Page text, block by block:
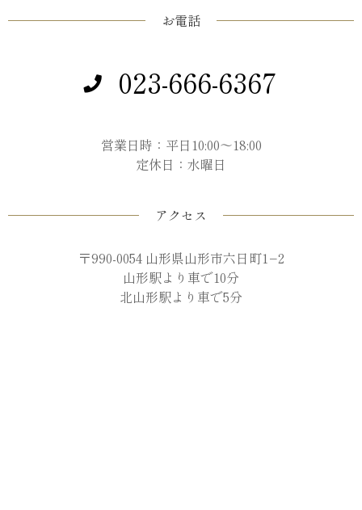
お電話
023-666-6367
営業日時：平日10:00～18:00
定休日：水曜日
アクセス
〒990-0054 山形県山形市六日町1−2
山形駅より車で10分
北山形駅より車で5分